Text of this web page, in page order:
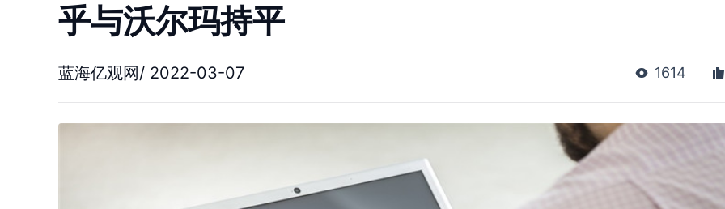
乎与沃尔玛持平
蓝海亿观网/ 2022-03-07 1614